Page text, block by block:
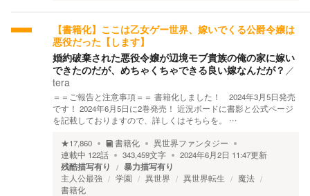
【書籍化】ここは乙女ゲー世界、嫁いでくる公爵令嬢は
悪役だった【します】
婚約破棄された悪役令嬢が辺境モブ貴族の俺の家に嫁い
できたのだが、めちゃくちゃできる良い嫁なんだが？ ／
tera
＝＝ご報告と注意事項＝＝ 書籍化しました！ 2024年3月5日発売
です！ 2024年6月5日に2巻発売！ 近況ボードに書影と公式ページ
を記載しておりますので、詳しくはそちらを。 …
★17,860 書籍化
異世界ファンタジー
連載中 122話 343,459文字 2024年6月2日 11:47更新
残酷描写有り 暴力描写有り
主人公最強 学園 異世界 異世界転生
魔法
書籍化